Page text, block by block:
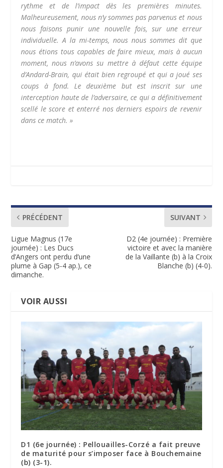
rythme et de l’impact dès les premières minutes.
Malheureusement, nous n’y sommes pas parvenus et nous
nous faisons punir une nouvelle fois, sur une erreur
individuelle. A la mi-temps, nous nous sommes dit que
nous étions tous capables de faire mieux, mais à aucun
moment, nous n’avons su mettre à défaut cette équipe
d’Andard-Brain, qui était bien regroupé et qui a joué ses
coups à fond. Le deuxième but est inscrit sur une
interception haute de l’adversaire, ce qui a définitivement
scellé le score et enterré nos derniers espoirs de revenir
dans ce match. »
PRÉCÉDENT
Ligue Magnus (17e
journée) : Les Ducs
d’Angers ont perdu d’une
plume à Gap (5-4 ap.), ce
dimanche.
SUIVANT
D2 (4e journée) : Première
victoire et avec la manière
de la Vaillante (b) à la Croix
Blanche (b) (4-0).
VOIR AUSSI
D1 (6e journée) : Pellouailles-Corzé a fait preuve
de maturité pour s’imposer face à Bouchemaine
(b) (3-1).